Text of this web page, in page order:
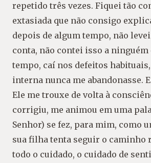
repetido três vezes. Fiquei tão
extasiada que não consigo
depois de algum tempo, não
conta, não contei isso a ninguém
tempo, caí nos defeitos
interna nunca me abandonasse.
Ele me trouxe de volta à
corrigiu, me animou em uma
Senhor) se fez, para mim, como
sua filha tenta seguir o caminho
todo o cuidado, o cuidado de